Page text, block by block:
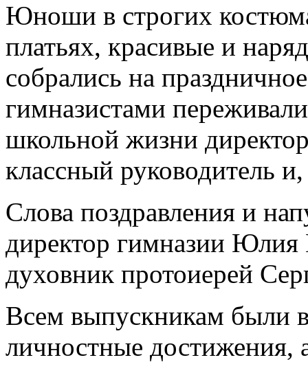
Юноши в строгих
платьях, красивые и
собрались на
гимназистами
школьной жизни
классный руководитель
Слова поздравления и
директор гимназии Юлия
духовник протоиерей
Всем выпускникам были
личностные достижения,